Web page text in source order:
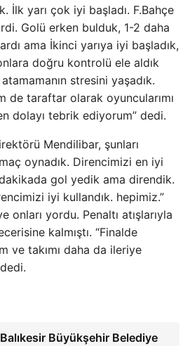
İlk yarı çok iyi başladı. F.Bahçe
Golü erken bulduk, 1-2 daha
ama İkinci yarıya iyi başladık,
doğru kontrolü ele aldık
stresini yaşadık.
de taraftar olarak oyuncularımı
dolayı tebrik ediyorum” dedi.
Mendilibar, şunları
oynadık. Direncimizi en iyi
gol yedik ama direndik.
iyi kullandık. hepimiz.”
onları yordu. Penaltı atışlarıyla
kalmıştı. “Finalde
ve takımı daha da ileriye
Balıkesir Büyükşehir Belediye